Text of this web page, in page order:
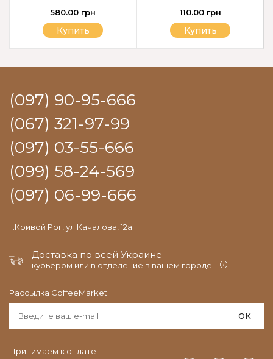
110.00 грн
Купить
580.00 грн
Купить
(097) 90-95-666
(067) 321-97-99
(097) 03-55-666
(099) 58-24-569
(097) 06-99-666
г.Кривой Рог, ул.Качалова, 12а
Доставка по всей Украине
курьером или в отделение в вашем городе.
Рассылка CoffeeMarket
OK
Принимаем к оплате